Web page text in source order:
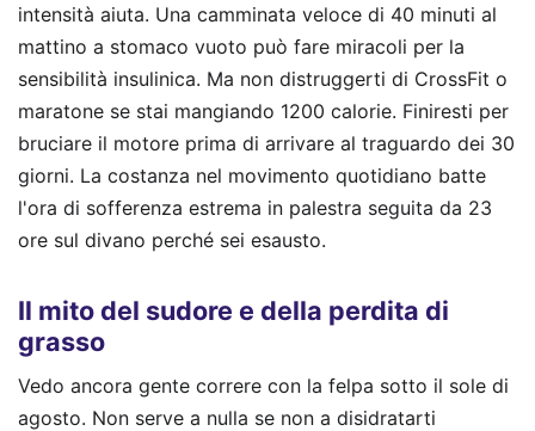
intensità aiuta. Una camminata veloce di 40 minuti al
mattino a stomaco vuoto può fare miracoli per la
sensibilità insulinica. Ma non distruggerti di CrossFit o
maratone se stai mangiando 1200 calorie. Finiresti per
bruciare il motore prima di arrivare al traguardo dei 30
giorni. La costanza nel movimento quotidiano batte
l'ora di sofferenza estrema in palestra seguita da 23
ore sul divano perché sei esausto.
Il mito del sudore e della perdita di
grasso
Vedo ancora gente correre con la felpa sotto il sole di
agosto. Non serve a nulla se non a disidratarti